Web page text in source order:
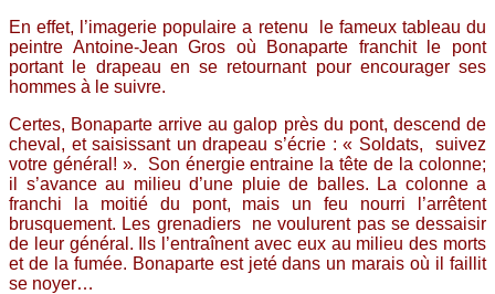
En effet, l’imagerie populaire a retenu le fameux tableau du
peintre Antoine-Jean Gros où Bonaparte franchit le pont
portant le drapeau en se retournant pour encourager ses
hommes à le suivre.
Certes, Bonaparte arrive au galop près du pont, descend de
cheval, et saisissant un drapeau s’écrie : « Soldats, suivez
votre général! ». Son énergie entraine la tête de la colonne;
il s’avance au milieu d’une pluie de balles. La colonne a
franchi la moitié du pont, mais un feu nourri l’arrêtent
brusquement. Les grenadiers ne voulurent pas se dessaisir
de leur général. Ils l’entraînent avec eux au milieu des morts
et de la fumée. Bonaparte est jeté dans un marais où il faillit
se noyer…